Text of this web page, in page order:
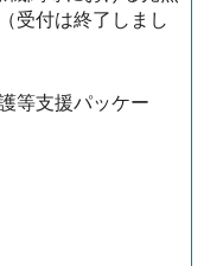
受付は終了しまし
等支援パッケー